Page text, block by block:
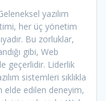
yazılım
her üç yönetim
Bu zorluklar,
gibi, Web
geçerlidir. Liderlik
sistemleri sıklıkla
elde edilen deneyim,